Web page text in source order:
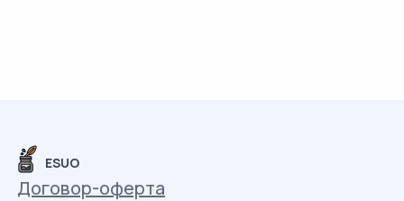
ESUO
Договор-оферта